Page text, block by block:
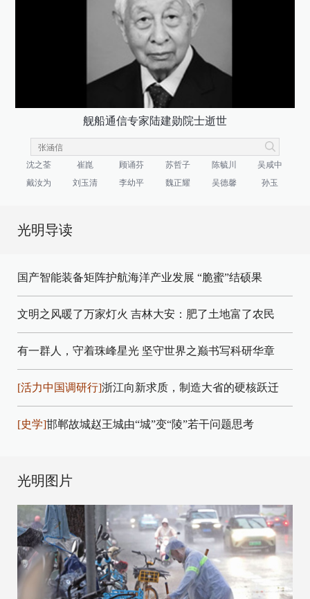
舰船通信专家陆建勋院士逝世
沈之荃 崔崑 顾诵芬 苏哲子 陈毓川
吴咸中
戴汝为
刘玉清 李幼平 魏正耀 吴德馨 孙玉
光明导读
国产智能装备矩阵护航海洋产业发展 “脆蜜”结硕果
文明之风暖了万家灯火 吉林大安：肥了土地富了农民
有一群人，守着珠峰星光 坚守世界之巅书写科研华章
[活力中国调研行]浙江向新求质，制造大省的硬核跃迁
[史学]邯郸故城赵王城由“城”变“陵”若干问题思考
光明图片